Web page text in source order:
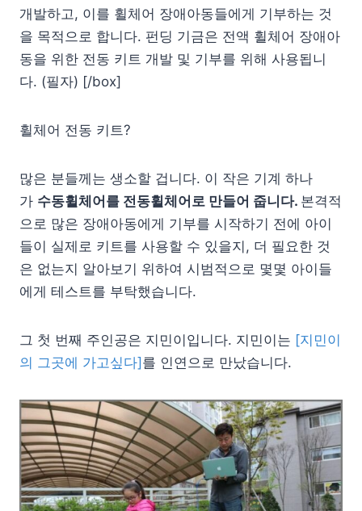
개발하고, 이를 휠체어 장애아동들에게 기부하는 것
을 목적으로 합니다. 펀딩 기금은 전액 휠체어 장애아
동을 위한 전동 키트 개발 및 기부를 위해 사용됩니
다. (필자) [/box]
휠체어 전동 키트?
많은 분들께는 생소할 겁니다. 이 작은 기계 하나
가 수동휠체어를 전동휠체어로 만들어 줍니다. 본격적
으로 많은 장애아동에게 기부를 시작하기 전에 아이
들이 실제로 키트를 사용할 수 있을지, 더 필요한 것
은 없는지 알아보기 위하여 시범적으로 몇몇 아이들
에게 테스트를 부탁했습니다.
그 첫 번째 주인공은 지민이입니다. 지민이는 [지민이
의 그곳에 가고싶다] 를 인연으로 만났습니다.